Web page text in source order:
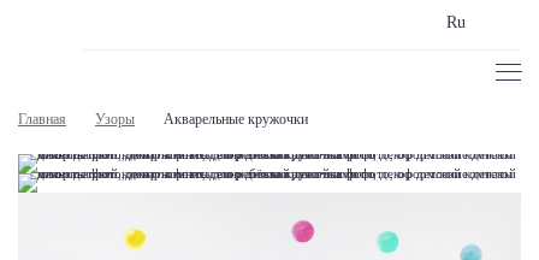
Ru
Главная Узоры Акварельные кружочки